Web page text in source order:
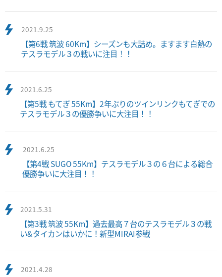
2021.9.25
【第6戦 筑波 60Km】シーズンも大詰め。ますます白熱の
テスラモデル３の戦いに注目！！
2021.6.25
【第5戦 もてぎ 55Km】2年ぶりのツインリンクもてぎでの
テスラモデル３の優勝争いに大注目！！
2021.6.25
【第4戦 SUGO 55Km】テスラモデル３の６台による総合
優勝争いに大注目！！
2021.5.31
【第3戦 筑波 55Km】過去最高７台のテスラモデル３の戦
い&タイカンはいかに！新型MIRAI参戦
2021.4.28